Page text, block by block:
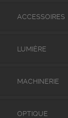
ACCESSOIRES
LUMIÈRE
MACHINERIE
OPTIQUE